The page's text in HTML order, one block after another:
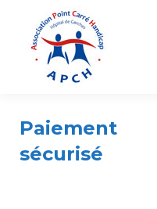
Paiement
sécurisé